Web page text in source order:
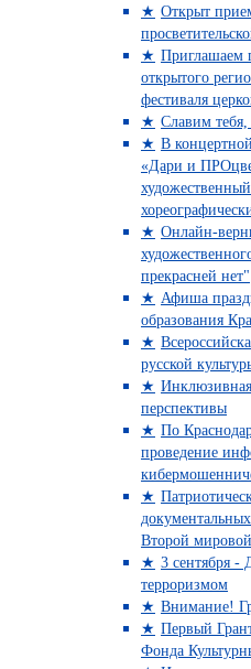
Открыт
Приглашаем
открытого
фестиваля
Славим тебя,
В
«Дари и
Онлайн-
прекрасней нет"
Афиша
образования
русской
перспективы
По
проведение
Второй
3 сентября -
терроризмом
Внимание!
Первый
Фонда